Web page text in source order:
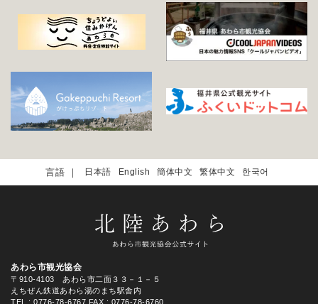
日本語 English 簡体中文 繁体中文 한국어
あわら市観光協会
〒910-4103 あわら市二面３３－１－５
えちぜん鉄道あわら湯のまち駅舎内
TEL
: 0776-78-6767 FAX : 0776-78-6760